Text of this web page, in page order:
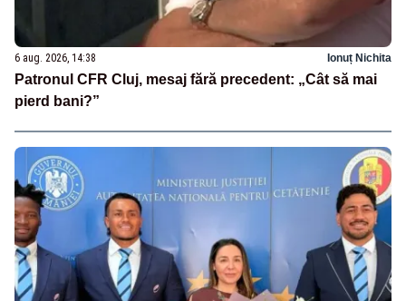
6 aug. 2026, 14:38 Ionuț Nichita
Patronul CFR Cluj, mesaj fără precedent: „Cât să mai
pierd bani?”